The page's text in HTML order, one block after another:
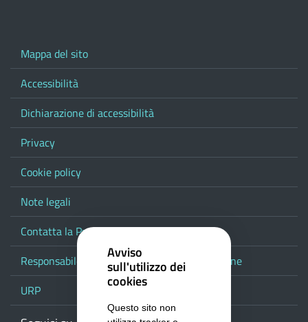
Mappa del sito
Accessibilità
Dichiarazione di accessibilità
Privacy
Cookie policy
Note legali
Contatta la Provincia
Responsabile del procedimento di pubblicazione
URP
Avviso
sull'utilizzo dei
cookies
Questo sito non